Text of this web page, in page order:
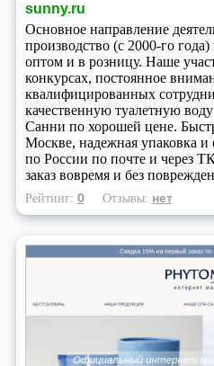
sunny.ru
Основное направление
производство (с 2000-го
оптом и в розницу. Наше
конкурсах, постоянное
квалифицированных
качественную туалетную
Санни по хорошей цене.
Москве, надежная упаковка и
по России по почте и через
заказ вовремя и без
Рейтинг: 0 Отзывы: нет